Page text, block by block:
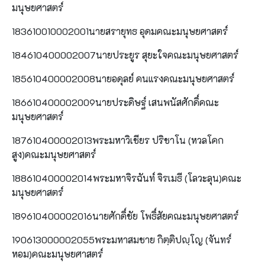
มนุษยศาสตร์
183610010002001นายสรายุทธ อุดมคณะมนุษยศาสตร์
184610400002007นายประยูร สุยะใจคณะมนุษยศาสตร์
185610400002008นายอดุลย์ คนแรงคณะมนุษยศาสตร์
186610400002009นายประดิษฐ์ เสนพนัสศักดิ์คณะ
มนุษยศาสตร์
187610400002013พระมหาวิเชียร ปริชาโน (หวลโคก
สูง)คณะมนุษยศาสตร์
188610400002014พระมหาจิรฉันท์ จิรเมธี (โลวะลุน)คณะ
มนุษยศาสตร์
189610400002016นายศักดิ์ชัย โพธิ์สัยคณะมนุษยศาสตร์
190613000002055พระมหาสมชาย กิตฺติปญฺโญ (จันทร์
หอม)คณะมนุษยศาสตร์